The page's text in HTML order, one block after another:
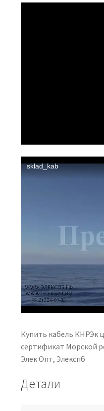
Купить кабель КНРЭк
сертификат Морской
Элек Опт, Элекспб
Детали